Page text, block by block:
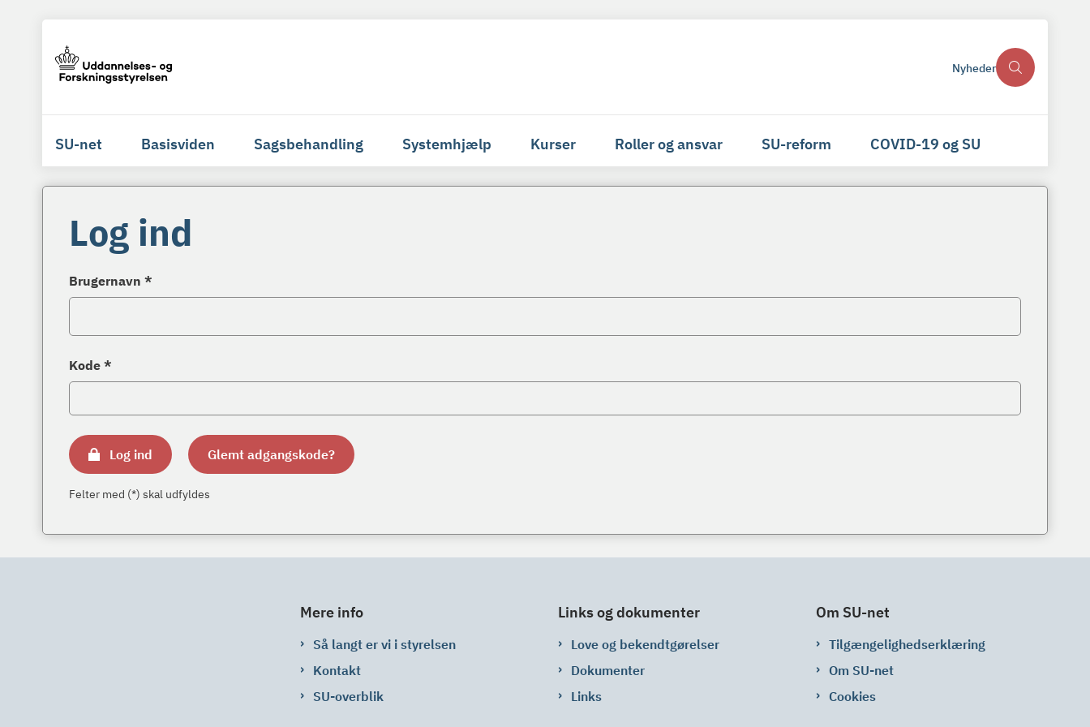
Nyheder
SU-net Basisviden Sagsbehandling Systemhjælp Kurser Roller og ansvar SU-reform COVID-19 og SU
Log ind
Brugernavn *
Kode *
Log ind Glemt adgangskode?
Felter med (*) skal udfyldes
Mere info
Så langt er vi i styrelsen
Kontakt
SU-overblik
Links og dokumenter
Love og bekendtgørelser
Dokumenter
Links
Om SU-net
Tilgængelighedserklæring
Om SU-net
Cookies